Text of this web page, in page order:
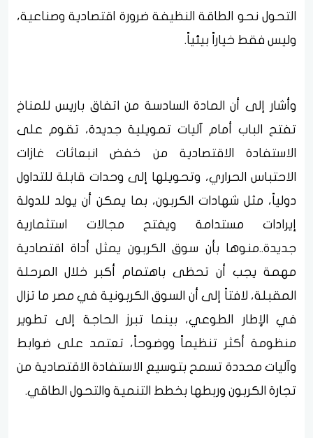
التحول نحو الطاقة النظيفة ضرورة اقتصادية وصناعية،
وليس فقط خياراً بيئياً.
وأشار إلى أن المادة السادسة من اتفاق باريس للمناخ
تفتح الباب أمام آليات تمويلية جديدة، تقوم على
الاستفادة الاقتصادية من خفض انبعاثات غازات
الاحتباس الحراري، وتحويلها إلى وحدات قابلة للتداول
دولياً، مثل شهادات الكربون، بما يمكن أن يولد للدولة
إيرادات مستدامة ويفتح مجالات استثمارية
جديدة..منوها بأن سوق الكربون يمثل أداة اقتصادية
مهمة يجب أن تحظى باهتمام أكبر خلال المرحلة
المقبلة، لافتاً إلى أن السوق الكربونية في مصر ما تزال
في الإطار الطوعي، بينما تبرز الحاجة إلى تطوير
منظومة أكثر تنظيماً ووضوحاً، تعتمد على ضوابط
وآليات محددة تسمح بتوسيع الاستفادة الاقتصادية من
تجارة الكربون وربطها بخطط التنمية والتحول الطاقي.